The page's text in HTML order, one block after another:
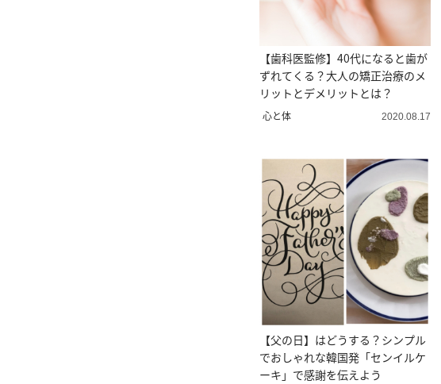
【歯科医監修】40代になると歯が
ずれてくる？大人の矯正治療のメ
リットとデメリットとは？
心と体 2020.08.17
【父の日】はどうする？シンプル
でおしゃれな韓国発「センイルケ
ーキ」で感謝を伝えよう